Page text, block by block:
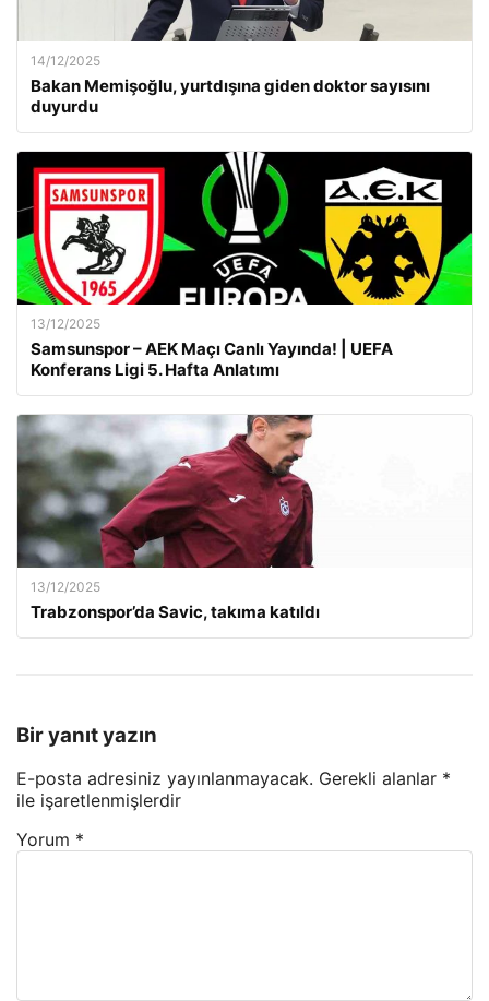
14/12/2025
Bakan Memişoğlu, yurtdışına giden doktor sayısını
duyurdu
13/12/2025
Samsunspor – AEK Maçı Canlı Yayında! | UEFA
Konferans Ligi 5. Hafta Anlatımı
13/12/2025
Trabzonspor’da Savic, takıma katıldı
Bir yanıt yazın
E-posta adresiniz yayınlanmayacak. Gerekli alanlar *
ile işaretlenmişlerdir
Yorum *